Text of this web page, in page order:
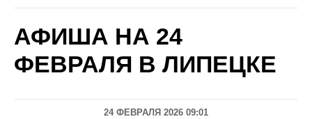
АФИША НА 24
ФЕВРАЛЯ В ЛИПЕЦКЕ
24 ФЕВРАЛЯ 2026 09:01